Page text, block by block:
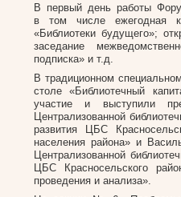
В первый день работы
в том числе ежегодная
«Библиотеки будущего»;
заседание
подписка» и т.д.
В традиционном
столе «Библиотечный
участие и выступили
Централизованной
развития ЦБС
населения района» и
Централизованной
ЦБС Красносельского
проведения и анализа».